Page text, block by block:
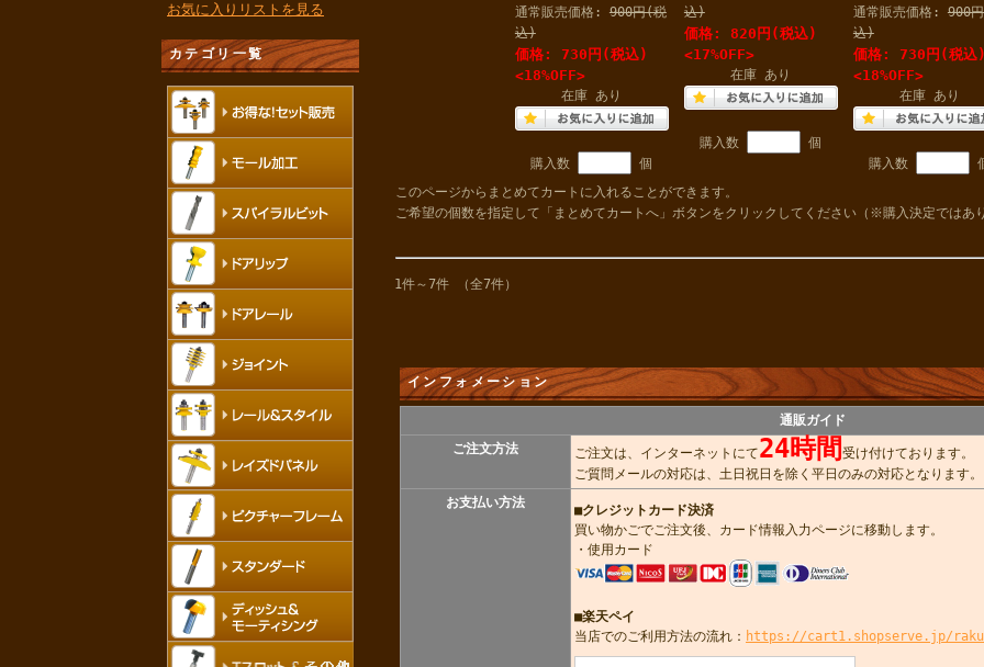
お気に入りリストを見る
カテゴリ一覧
通常販売価格: 900円(税
込)
価格: 730円 (税込)
<18%OFF>
在庫 あり
購入数 個
込)
価格: 820円 (税込)
<17%OFF>
在庫 あり
購入数 個
通常販売価格: 900
込)
価格: 730円 (税込
<18%OFF>
在庫 あり
購入数
このページからまとめてカートに入れることができます。
ご希望の個数を指定して「まとめてカートへ」ボタンをクリックしてください（※購入決定ではあ
1件～7件 （全7件）
インフォメーション
通販ガイド
ご注文方法
ご注文は、インターネットにて24時間 受け付けております。
ご質問メールの対応は、土日祝日を除く平日のみの対応となります。
お支払い方法
■クレジットカード決済
買い物かごでご注文後、カード情報入力ページに移動します。
・使用カード
■楽天ペイ
当店でのご利用方法の流れ： https://cart1.shopserve.jp/